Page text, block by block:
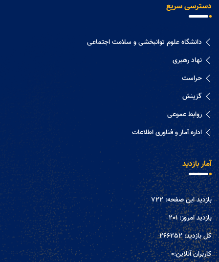
دسترسی سریع
دانشگاه علوم توانبخشی و سلامت اجتماعی
نهاد رهبری
حراست
گزینش
روابط عموعی
اداره آمار و فناوری اطلاعات
آمار بازدید
بازدید این صفحه:722
بازدید امروز:201
کل بازدید:266252
کاربران آنلاین:0